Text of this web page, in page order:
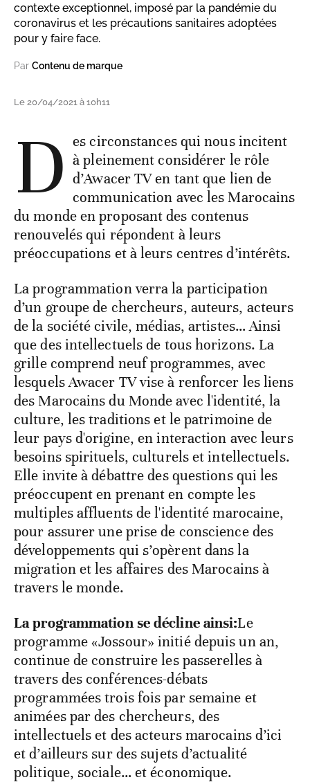
contexte exceptionnel, imposé par la pandémie du
coronavirus et les précautions sanitaires adoptées
pour y faire face.
Par Contenu de marque
Le 20/04/2021 à 10h11
D es circonstances qui nous incitent
à pleinement considérer le rôle
d’Awacer TV en tant que lien de
communication avec les Marocains
du monde en proposant des contenus
renouvelés qui répondent à leurs
préoccupations et à leurs centres d’intérêts.
La programmation verra la participation
d’un groupe de chercheurs, auteurs, acteurs
de la société civile, médias, artistes… Ainsi
que des intellectuels de tous horizons. La
grille comprend neuf programmes, avec
lesquels Awacer TV vise à renforcer les liens
des Marocains du Monde avec l'identité, la
culture, les traditions et le patrimoine de
leur pays d'origine, en interaction avec leurs
besoins spirituels, culturels et intellectuels.
Elle invite à débattre des questions qui les
préoccupent en prenant en compte les
multiples affluents de l'identité marocaine,
pour assurer une prise de conscience des
développements qui s’opèrent dans la
migration et les affaires des Marocains à
travers le monde.
La programmation se décline ainsi:Le
programme «Jossour» initié depuis un an,
continue de construire les passerelles à
travers des conférences-débats
programmées trois fois par semaine et
animées par des chercheurs, des
intellectuels et des acteurs marocains d’ici
et d’ailleurs sur des sujets d’actualité
politique, sociale… et économique.